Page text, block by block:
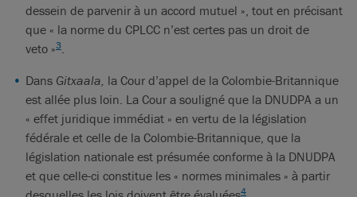
dessein de parvenir à un accord mutuel », tout en précisant
que « la norme du CPLCC n’est certes pas un droit de
veto »3.
Dans Gitxaala, la Cour d’appel de la Colombie-Britannique
est allée plus loin. La Cour a souligné que la DNUDPA a un
« effet juridique immédiat » en vertu de la législation
fédérale et celle de la Colombie-Britannique, que la
législation nationale est présumée conforme à la DNUDPA
et que celle-ci constitue les « normes minimales » à partir
4